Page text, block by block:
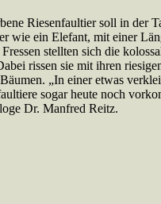
Riesenfaultier soll in der
wie ein Elefant, mit einer
stellten sich die
rissen sie mit ihren
„In einer etwas
sogar heute noch
Dr. Manfred Reitz.